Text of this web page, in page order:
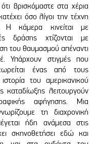
βρισκόμαστε στα χέρια
όσο λίγοι την τέχνη
Η κάμερα κινείται με
δράσης χτίζονται με
του θαυμασμού απέναντι
Υπάρχουν στιγμές που
ένας από τους
του αμερικανικού
καταδίωξης λειτουργούν
αφήγησης. Μια
τη διαχρονική
ήδη ανάμεσα στις
σκηνοθετήσει εδώ και